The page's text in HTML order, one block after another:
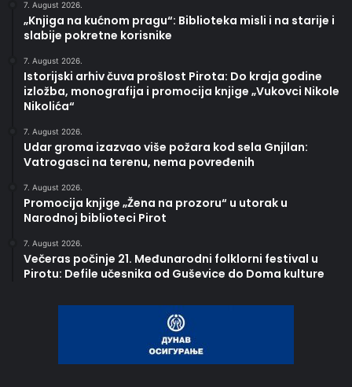
7. August 2026.
„Knjiga na kućnom pragu“: Biblioteka misli i na starije i
slabije pokretne korisnike
7. August 2026.
Istorijski arhiv čuva prošlost Pirota: Do kraja godine
izložba, monografija i promocija knjige „Vukovci Nikole
Nikolića“
7. August 2026.
Udar groma izazvao više požara kod sela Gnjilan:
Vatrogasci na terenu, nema povređenih
7. August 2026.
Promocija knjige „Žena na prozoru“ u utorak u
Narodnoj biblioteci Pirot
7. August 2026.
Večeras počinje 21. Međunarodni folklorni festival u
Pirotu: Defile učesnika od Guševice do Doma kulture